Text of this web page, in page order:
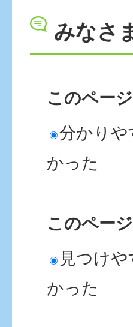
みなさ
このペー
分かりや
かった
このペー
見つけ
かった